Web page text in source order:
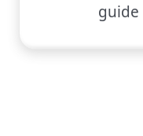
guide